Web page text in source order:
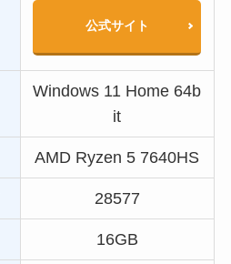
公式サイト
Windows 11 Home 64b
it
AMD Ryzen 5 7640HS
28577
16GB